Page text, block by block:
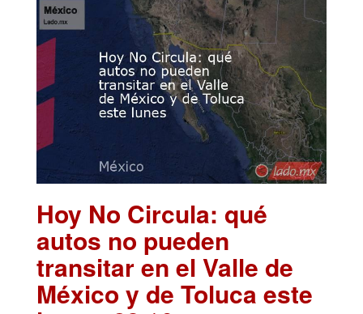
Hoy No Circula: qué
autos no pueden
transitar en el Valle de
México y de Toluca este